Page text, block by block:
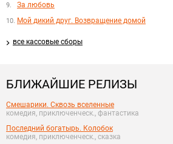
За любовь
Мой дикий друг. Возвращение домой
все кассовые сборы
БЛИЖАЙШИЕ РЕЛИЗЫ
Смешарики. Сквозь вселенные
комедия, приключенческ., фантастика
Последний богатырь. Колобок
комедия, приключенческ., сказка